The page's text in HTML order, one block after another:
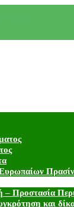
– Προστασία
και